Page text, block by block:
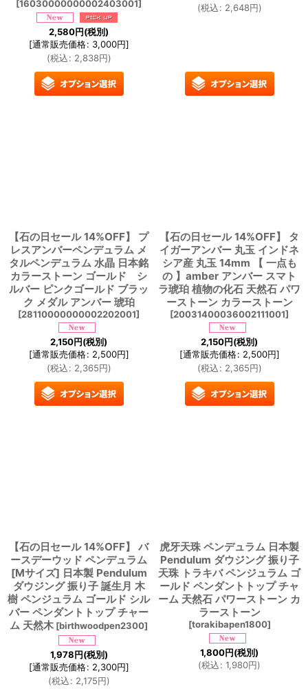
[16030000000002403001]
2,580円(税別)
[通常販売価格: 3,000円]
(税込: 2,838円)
(税込: 2,648円)
【石の日セール 14%OFF】 プ
レスアンバーペンデュラム メ
タルペンデュラム 水晶 日本銘
カラーストーン ゴールド シ
ルバー ピンクゴールド ブラッ
ク メダル アンバー 琥珀
[28110000000002202001]
2,150円(税別)
[通常販売価格: 2,500円]
(税込: 2,365円)
【石の日セール 14%OFF】 タ
イガーアンバー 丸玉 インドネ
シア産 丸玉 14mm 【 一点も
の 】amber アンバー スマト
ラ琥珀 植物の化石 天然石 パワ
ーストーン カラーストーン
[20031400036002111001]
2,150円(税別)
[通常販売価格: 2,500円]
(税込: 2,365円)
【石の日セール 14%OFF】 バ
ースデーウッド ペンデュラム
[Mサイズ] 日本製 Pendulum
ダウジング 振り子 誕生月 木
樹 ペンジュラム ゴールド シル
バー ペンダントトップ チャー
ム 天然木 [birthwoodpen2300]
1,978円(税別)
[通常販売価格: 2,300円]
(税込: 2,175円)
虎牙天珠 ペンデュラム 日本製
Pendulum ダウジング 振り子
天珠 トラキバ ペンジュラム ゴ
ールド ペンダントトップ チャ
ーム 天然石 パワーストーン カ
ラーストーン
[torakibapen1800]
1,800円(税別)
(税込: 1,980円)